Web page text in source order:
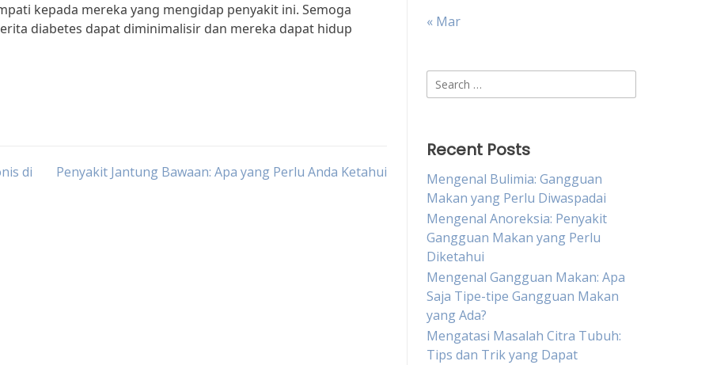
kepada mereka yang mengidap penyakit ini. Semoga
diabetes dapat diminimalisir dan mereka dapat hidup
di
Penyakit Jantung Bawaan: Apa yang Perlu Anda Ketahui
« Mar
Search
for:
Recent Posts
Mengenal Bulimia: Gangguan
Makan yang Perlu Diwaspadai
Mengenal Anoreksia: Penyakit
Gangguan Makan yang Perlu
Diketahui
Mengenal Gangguan Makan: Apa
Saja Tipe-tipe Gangguan Makan
yang Ada?
Mengatasi Masalah Citra Tubuh:
Tips dan Trik yang Dapat